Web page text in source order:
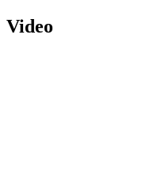
Video